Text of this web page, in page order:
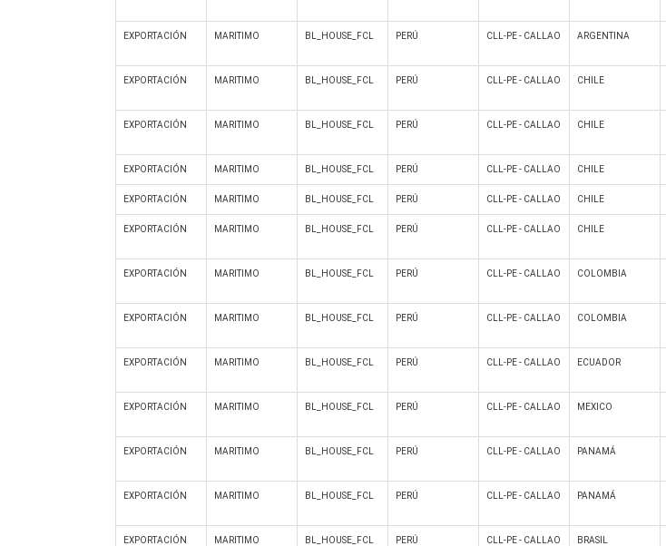
EXPORTACIÓN MARITIMO BL_HOUSE_FCL PERÚ CLL-PE - CALLAO ARGENTINA
EXPORTACIÓN MARITIMO BL_HOUSE_FCL PERÚ CLL-PE - CALLAO CHILE
EXPORTACIÓN MARITIMO BL_HOUSE_FCL PERÚ CLL-PE - CALLAO CHILE
EXPORTACIÓN MARITIMO BL_HOUSE_FCL PERÚ CLL-PE - CALLAO CHILE
EXPORTACIÓN MARITIMO BL_HOUSE_FCL PERÚ CLL-PE - CALLAO CHILE
EXPORTACIÓN MARITIMO BL_HOUSE_FCL PERÚ CLL-PE - CALLAO CHILE
EXPORTACIÓN MARITIMO BL_HOUSE_FCL PERÚ CLL-PE - CALLAO COLOMBIA
EXPORTACIÓN MARITIMO BL_HOUSE_FCL PERÚ CLL-PE - CALLAO COLOMBIA
EXPORTACIÓN MARITIMO BL_HOUSE_FCL PERÚ CLL-PE - CALLAO ECUADOR
EXPORTACIÓN MARITIMO BL_HOUSE_FCL PERÚ CLL-PE - CALLAO MEXICO
EXPORTACIÓN MARITIMO BL_HOUSE_FCL PERÚ CLL-PE - CALLAO PANAMÁ
EXPORTACIÓN MARITIMO BL_HOUSE_FCL PERÚ CLL-PE - CALLAO PANAMÁ
EXPORTACIÓN MARITIMO BL_HOUSE_FCL PERÚ CLL-PE - CALLAO BRASIL